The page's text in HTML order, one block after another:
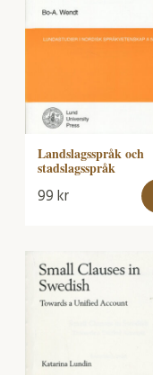
Landslagsspråk och
stadslagsspråk
99kr